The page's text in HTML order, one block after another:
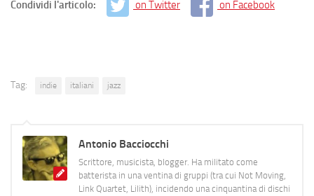
Condividi l'articolo: on Twitter on Facebook
Tag: indie italiani jazz
Antonio Bacciocchi
Scrittore, musicista, blogger. Ha militato come
batterista in una ventina di gruppi (tra cui Not Moving,
Link Quartet, Lilith), incidendo una cinquantina di dischi